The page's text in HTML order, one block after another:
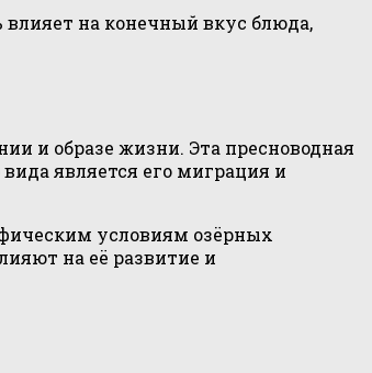
на конечный вкус блюда,
и образе жизни. Эта пресноводная
является его миграция и
условиям озёрных
на её развитие и